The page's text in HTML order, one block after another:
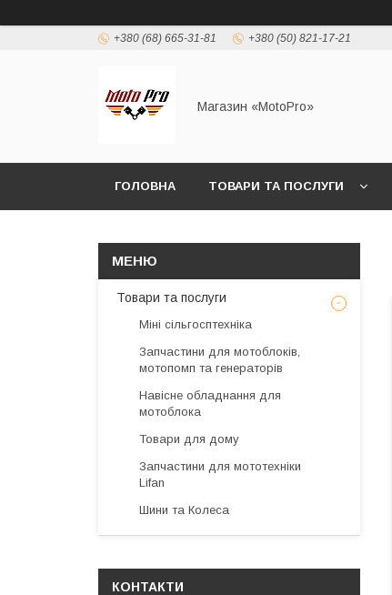
+380 (68) 665-31-81 +380 (50) 821-17-21
Магазин «MotoPro»
ГОЛОВНА ТОВАРИ ТА ПОСЛУГИ
Товари та послуги
Міні сільгосптехніка
Запчастини для мотоблоків,
мотопомп та генераторів
Навісне обладнання для
мотоблока
Товари для дому
Запчастини для мототехніки
Lifan
Шини та Колеса
КОНТАКТИ